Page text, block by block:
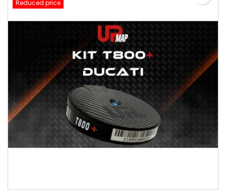
Reduced price